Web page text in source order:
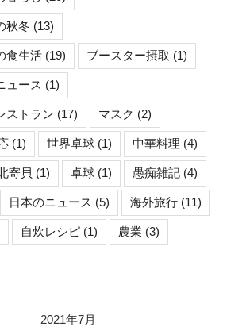
秋冬 (13)
食生活 (19) ブースター摂取 (1)
ュース (1)
ストラン (17) マスク (2)
(1) 世界卓球 (1) 中華料理 (4)
寄貝 (1) 卓球 (1) 愚痴雑記 (4)
日本のニュース (5) 海外旅行 (11)
自炊レシピ (1) 農業 (3)
2021年7月